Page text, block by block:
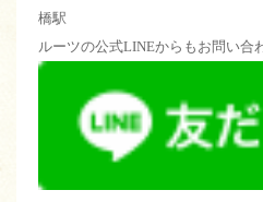
橋駅
ルーツの公式LINEからもお問い合